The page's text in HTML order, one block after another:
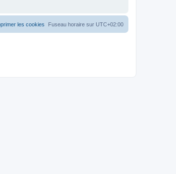
Fuseau horaire sur UTC+02:00
les cookies